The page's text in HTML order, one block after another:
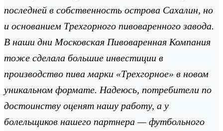
последней в собственность острова Сахалин, но
и основанием Трехгорного пивоваренного завода.
В наши дни Московская Пивоваренная Компания
тоже сделала большие инвестиции в
производство пива марки «Трехгорное» в новом
уникальном формате. Надеюсь, потребители по
достоинству оценят нашу работу, а у
болельщиков нашего партнера — футбольного